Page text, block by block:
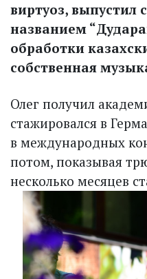
виртуоз, выпустил
названием
обработки
собственная
Олег получил
стажировался в
в международных
потом, показывая
несколько месяцев